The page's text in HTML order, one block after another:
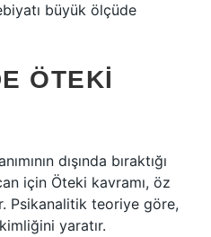
büyük ölçüde
ÖTEKI
dışında bıraktığı
için Öteki kavramı, öz
Psikanalitik teoriye göre,
yaratır.